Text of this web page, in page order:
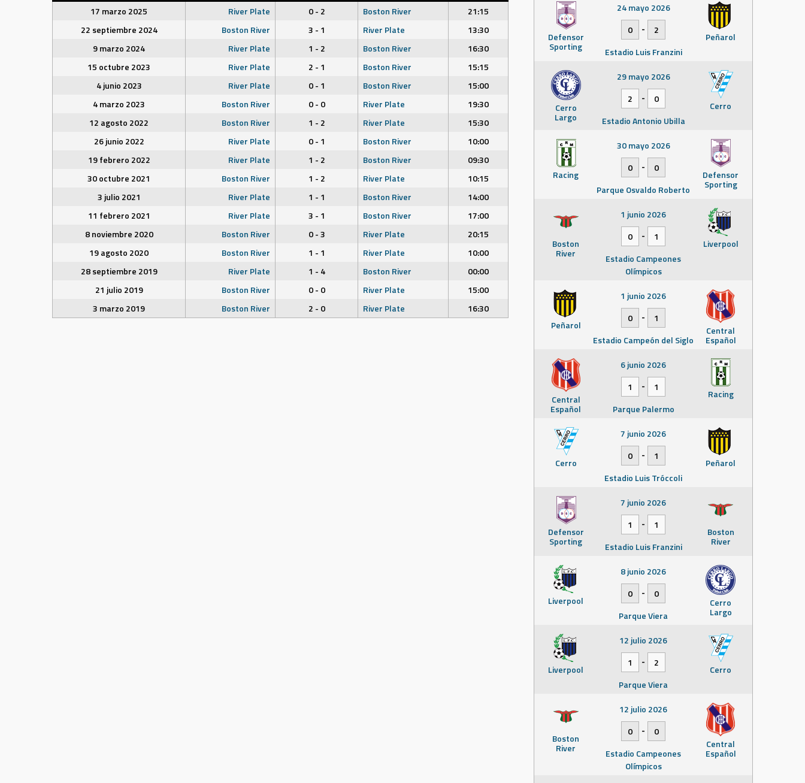
17 marzo 2025
River Plate 0 - 2 Boston River
21:15
22 septiembre 2024
Boston River 3 - 1 River Plate
13:30
9 marzo 2024
River Plate 1 - 2 Boston River
16:30
15 octubre 2023
River Plate 2 - 1 Boston River
15:15
4 junio 2023
River Plate 0 - 1 Boston River
15:00
4 marzo 2023
Boston River 0 - 0 River Plate
19:30
12 agosto 2022
Boston River 1 - 2 River Plate
15:30
26 junio 2022
River Plate 0 - 1 Boston River
10:00
19 febrero 2022
River Plate 1 - 2 Boston River
09:30
30 octubre 2021
Boston River 1 - 2 River Plate
10:15
3 julio 2021
River Plate 1 - 1 Boston River
14:00
11 febrero 2021
River Plate 3 - 1 Boston River
17:00
8 noviembre 2020
Boston River 0 - 3 River Plate
20:15
19 agosto 2020
Boston River 1 - 1 River Plate
10:00
28 septiembre 2019
River Plate 1 - 4 Boston River
00:00
21 julio 2019
Boston River 0 - 0 River Plate
15:00
3 marzo 2019
Boston River 2 - 0 River Plate 16:30
Defensor
Sporting
Peñarol
24 mayo 2026
0
-
2
Estadio Luis Franzini
Cerro
Largo
Cerro
29 mayo 2026
2
-
0
Estadio Antonio Ubilla
Racing Defensor
Sporting
30 mayo 2026
0
-
0
Parque Osvaldo Roberto
Boston
River
Liverpool
1 junio 2026
0
-
1
Estadio Campeones
Olímpicos
Peñarol Central
Español
1 junio 2026
0
-
1
Estadio Campeón del Siglo
Central
Español
Racing
6 junio 2026
1
-
1
Parque Palermo
Cerro Peñarol
7 junio 2026
0
-
1
Estadio Luis Tróccoli
Defensor
Sporting
Boston
River
7 junio 2026
1
-
1
Estadio Luis Franzini
Liverpool Cerro
Largo
8 junio 2026
0
-
0
Parque Viera
Liverpool Cerro
12 julio 2026
1
-
2
Parque Viera
Boston
River Central
Español
12 julio 2026
0
-
0
Estadio Campeones
Olímpicos